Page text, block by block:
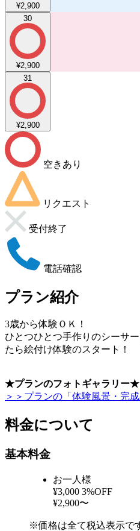
¥2,900
30
¥2,900
31
¥2,900
空きあり
リクエスト
受付終了
電話確認
プラン紹介
3歳から体験ＯＫ！
ひとつひとつ手作りのシーサ
たら絵付け体験のスタート！
★プランのフォトギャラリー★
＞＞プランの「体験風景・完
料金について
基本料金
お一人様
¥3,000 3%OFF
¥2,900〜
※価格は全て税込表示で